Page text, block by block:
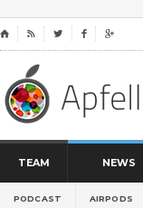
⌂    
TEAM NEWS
PODCAST AIRPODS